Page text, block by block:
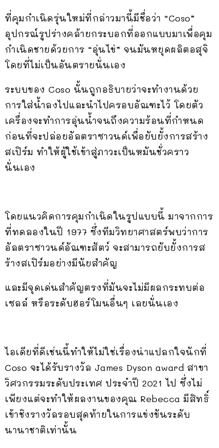
ที่คุมกำเนิดรุ่นใหม่ที่กล่าวมานี้มีชื่อว่า “Coso”
อุปกรณ์รูปร่างคล้ายกระบอกที่ออกแบบมาเพื่อคุม
กำเนิดชายด้วยการ “อุ่นไข่” จนมันหยุดผลิตอสุจิ
โดยที่ไม่เป็นอันตรายนั่นเอง
ระบบของ Coso นั้นถูกอธิบายว่าจะทำงานด้วย
การใส่น้ำลงไปและนำไปครอบอัณฑะไว้ โดยตัว
เครื่องจะทำการอุ่นน้ำจนถึงความร้อนที่กำหนด
ก่อนที่จะปล่อยอัลตราซาวนด์เพื่อยับยั้งการสร้าง
สเปิร์ม ทำให้ผู้ใช้เข้าสู่ภาวะเป็นหมันชั่วคราว
นั่นเอง
โดยแนวคิดการคุมกำเนิดในรูปแบบนี้ มาจากการ
ที่ทดลองในปี 1977 ซึ่งทีมวิทยาศาสตร์พบว่าการ
อัลตราซาวนด์อัณฑะสัตว์ จะสามารถยับยั้งการส
ร้างสเปิร์มอย่างมีนัยสำคัญ
และมีจุดเด่นสำคัญตรงที่มันจะไม่มีผลกระทบต่อ
เซลล์ หรือระดับฮอร์โมนอื่นๆ เลยนั่นเอง
ไอเดียที่ดีเช่นนี้ทำให้ไม่ใช่เรื่องน่าแปลกใจนักที่
Coso จะได้รับรางวัล James Dyson award สาขา
วิศวกรรมระดับประเทศ ประจำปี 2021 ไป ซึ่งไม่
เพียงแต่จะทำให้ผลงานของคุณ Rebecca มีสิทธิ์
เข้าชิงรางวัลรอบสุดท้ายในการแข่งขันระดับ
นานาชาติเท่านั้น